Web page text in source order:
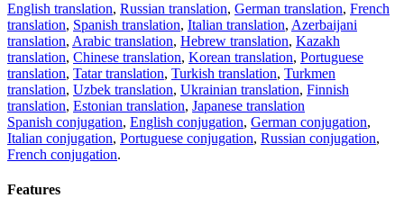
English translation, Russian translation, German translation, French
translation, Spanish translation, Italian translation, Azerbaijani
translation, Arabic translation, Hebrew translation, Kazakh
translation, Chinese translation, Korean translation, Portuguese
translation, Tatar translation, Turkish translation, Turkmen
translation, Uzbek translation, Ukrainian translation, Finnish
translation, Estonian translation, Japanese translation
Spanish conjugation, English conjugation, German conjugation,
Italian conjugation, Portuguese conjugation, Russian conjugation,
French conjugation.
Features